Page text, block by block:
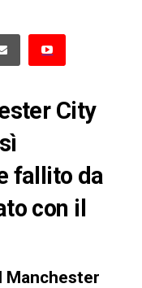
City
fallito da
con il
Manchester